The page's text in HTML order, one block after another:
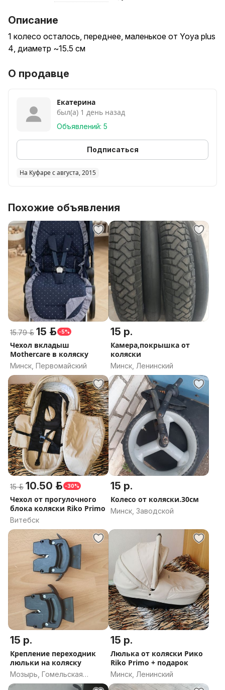
Описание
1 колесо осталось, переднее, маленькое от Yoya plus
4, диаметр ~15.5 см
О продавце
Екатерина
был(а) 1 день назад
Объявлений: 5
Подписаться
На Куфаре с августа, 2015
Похожие объявления
15.79 р. 15 р. -5%
Чехол вкладыш
Mothercare в коляску
Минск, Первомайский
15 р.
Камера,покрышка от
коляски
Минск, Ленинский
15 р. 10.50 р. -30%
Чехол от прогулочного
блока коляски Riko Primo
Витебск
15 р.
Колесо от коляски.30см
Минск, Заводской
15 р.
Крепление переходник
люльки на коляску
Мозырь, Гомельская
область
15 р.
Люлька от коляски Рико
Riko Primo + подарок
Минск, Ленинский